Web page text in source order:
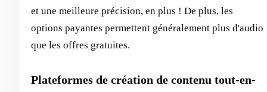
et une meilleure précision, en plus ! De plus, les
options payantes permettent généralement plus d'audio
que les offres gratuites.
Plateformes de création de contenu tout-en-